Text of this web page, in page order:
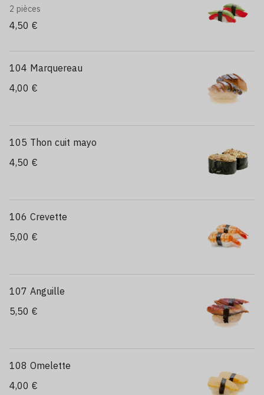
2 pièces
4,50 €
104 Marquereau
4,00 €
105 Thon cuit mayo
4,50 €
106 Crevette
5,00 €
107 Anguille
5,50 €
108 Omelette
4,00 €